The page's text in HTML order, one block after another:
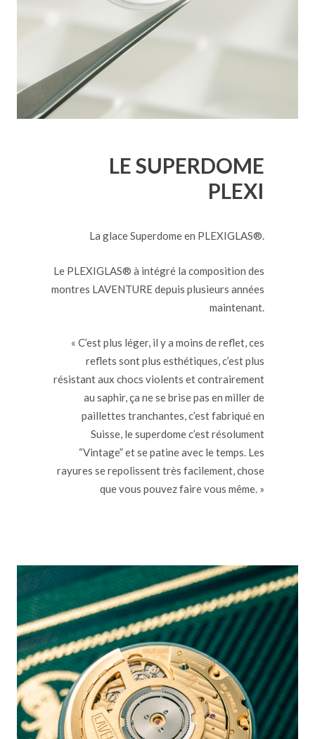
LE SUPERDOME
PLEXI
La glace Superdome en PLEXIGLAS®.
Le PLEXIGLAS® à intégré la composition des
montres LAVENTURE depuis plusieurs années
maintenant.
« C’est plus léger, il y a moins de reflet, ces
reflets sont plus esthétiques, c’est plus
résistant aux chocs violents et contrairement
au saphir, ça ne se brise pas en miller de
paillettes tranchantes, c’est fabriqué en
Suisse, le superdome c’est résolument
“Vintage” et se patine avec le temps. Les
rayures se repolissent très facilement, chose
que vous pouvez faire vous même. »